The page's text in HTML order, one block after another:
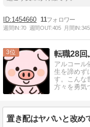
1454660 11
週間IN:70 週間OUT:405 月間IN:345
3 転職28回
アルコール
生を諦めず
す。こんな
方々を勇気
置き配はヤバいと改め